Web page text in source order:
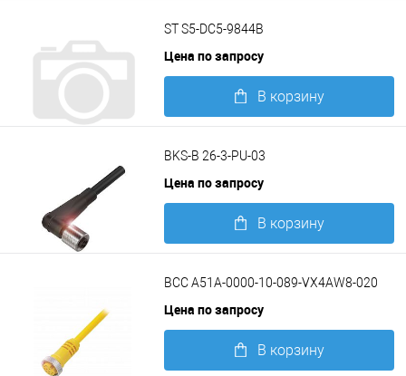
ST S5-DC5-9844B
Цена по запросу
В корзину
BKS-B 26-3-PU-03
Цена по запросу
В корзину
BCC A51A-0000-10-089-VX4AW8-020
Цена по запросу
В корзину